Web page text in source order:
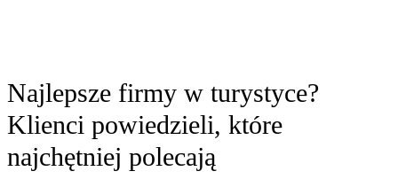
Najlepsze firmy w turystyce?
Klienci powiedzieli, które
najchętniej polecają